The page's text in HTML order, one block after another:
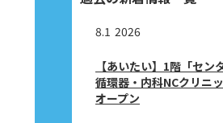
8.1 2026
【あいたい】1階「セン
循環器・内科NCクリニ
オープン